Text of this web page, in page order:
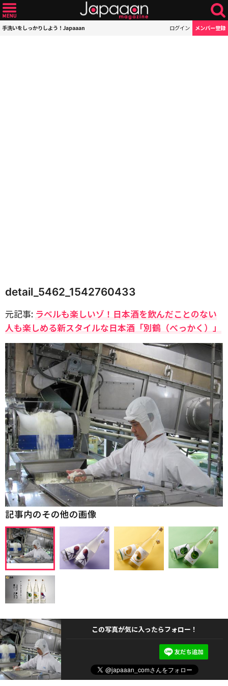
手洗いをしっかりしよう！Japaaan ログイン メンバー登録
detail_5462_1542760433
元記事: ラベルも楽しいゾ！日本酒を飲んだことのない
人も楽しめる新スタイルな日本酒「別鶴（べっかく）」
記事内のその他の画像
この写真が気に入ったらフォロー！